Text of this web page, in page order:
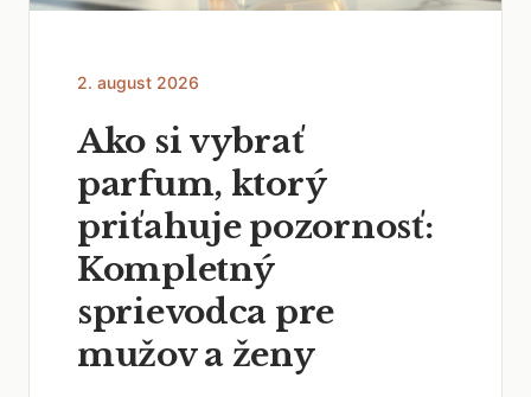
2. august 2026
Ako si vybrať
parfum, ktorý
priťahuje pozornosť:
Kompletný
sprievodca pre
mužov a ženy